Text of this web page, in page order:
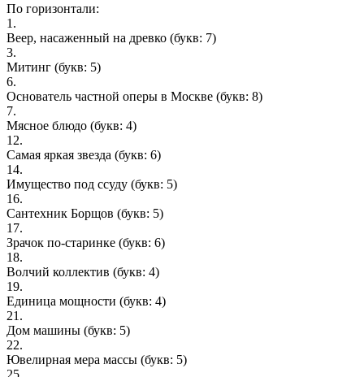
По горизонтали:
1.
Веер, насаженный на древко (букв: 7)
3.
Митинг (букв: 5)
6.
Основатель частной оперы в Москве (букв: 8)
7.
Мясное блюдо (букв: 4)
12.
Самая яркая звезда (букв: 6)
14.
Имущество под ссуду (букв: 5)
16.
Сантехник Борщов (букв: 5)
17.
Зрачок по-старинке (букв: 6)
18.
Волчий коллектив (букв: 4)
19.
Единица мощности (букв: 4)
21.
Дом машины (букв: 5)
22.
Ювелирная мера массы (букв: 5)
25.